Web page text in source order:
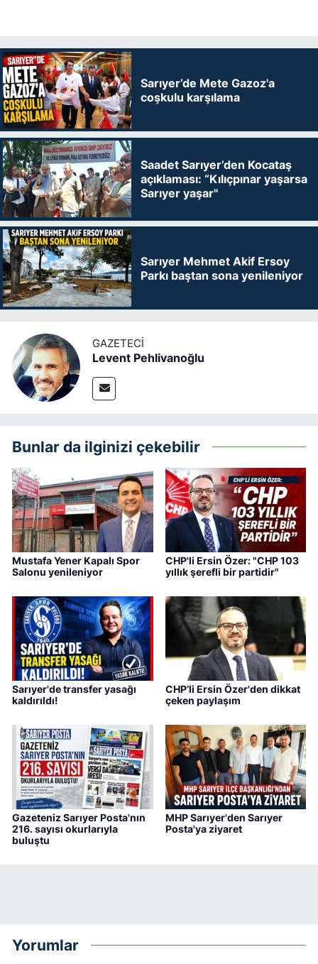
Sarıyer’de Mete Gazoz'a
coşkulu karşılama
Saadet Sarıyer’den Kocataş
açıklaması: “Kılıçpınar yaşarsa
Sarıyer yaşar"
Sarıyer Mehmet Akif Ersoy
Parkı baştan sona yenileniyor
GAZETECI
Levent Pehlivanoğlu
Bunlar da ilginizi çekebilir
Mustafa Yener Kapalı Spor
Salonu yenileniyor
CHP'li Ersin Özer: "CHP 103
yıllık şerefli bir partidir"
Sarıyer'de transfer yasağı
kaldırıldı!
CHP’li Ersin Özer'den dikkat
çeken paylaşım
Gazeteniz Sarıyer Posta'nın
216. sayısı okurlarıyla
buluştu
MHP Sarıyer'den Sarıyer
Posta'ya ziyaret
Yorumlar